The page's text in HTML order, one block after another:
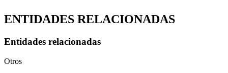
ENTIDADES RELACIONADAS
Entidades relacionadas
Otros